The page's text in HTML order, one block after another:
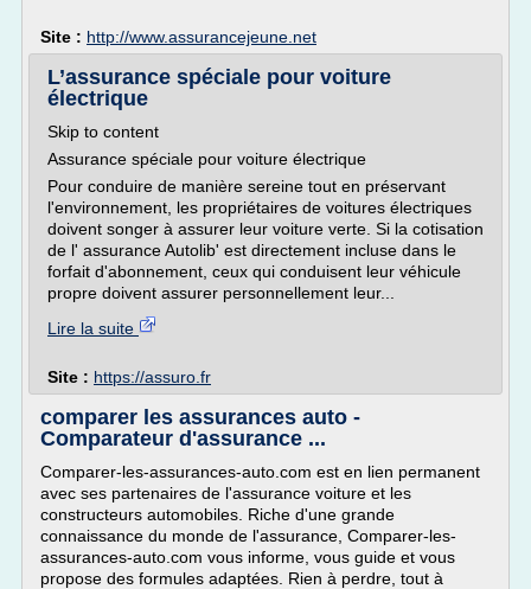
Site : http://www.assurancejeune.net
L’assurance spéciale pour voiture
électrique
Skip to content
Assurance spéciale pour voiture électrique
Pour conduire de manière sereine tout en préservant
l'environnement, les propriétaires de voitures électriques
doivent songer à assurer leur voiture verte. Si la cotisation
de l' assurance Autolib' est directement incluse dans le
forfait d'abonnement, ceux qui conduisent leur véhicule
propre doivent assurer personnellement leur...
Lire la suite
Site : https://assuro.fr
comparer les assurances auto -
Comparateur d'assurance ...
Comparer-les-assurances-auto.com est en lien permanent
avec ses partenaires de l'assurance voiture et les
constructeurs automobiles. Riche d'une grande
connaissance du monde de l'assurance, Comparer-les-
assurances-auto.com vous informe, vous guide et vous
propose des formules adaptées. Rien à perdre, tout à